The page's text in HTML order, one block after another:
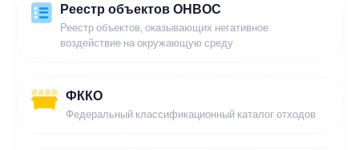
Реестр объектов ОНВОС
Реестр объектов, оказывающих негативное
воздействие на окружающую среду
ФККО
Федеральный классификационный каталог отходов